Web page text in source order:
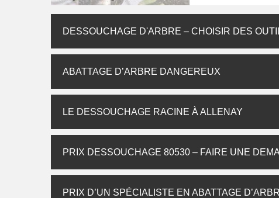
DESSOUCHAGE D'ARBRE – CHOISIR DES
ABATTAGE D’ARBRE DANGEREUX
LE DESSOUCHAGE RACINE À ALLENAY
PRIX DESSOUCHAGE 80530 – FAIRE UNE
PRIX D’UN SPÉCIALISTE EN ABATTAGE